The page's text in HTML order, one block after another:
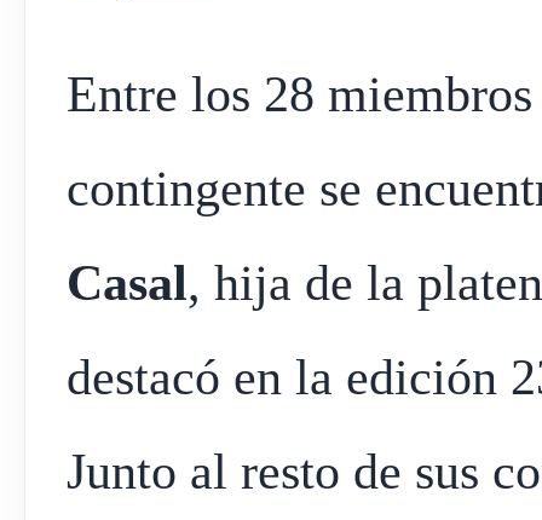
Entre los 28
contingente se
Casal, hija de la
destacó en la edición
Junto al resto de sus